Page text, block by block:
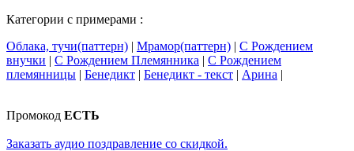
Категории с примерами :
Облака, тучи(паттерн) | Мрамор(паттерн) | С Рождением
внучки | С Рождением Племянника | С Рождением
племянницы | Бенедикт | Бенедикт - текст | Арина |
Промокод ЕСТЬ
Заказать аудио поздравление со скидкой.